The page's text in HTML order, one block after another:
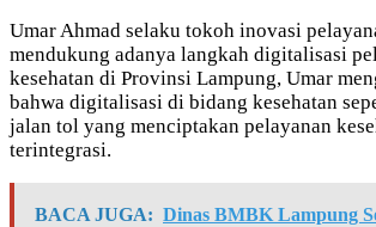
Umar Ahmad selaku tokoh inovasi
mendukung adanya langkah digitalisasi
kesehatan di Provinsi Lampung, Umar
bahwa digitalisasi di bidang kesehatan
jalan tol yang menciptakan pelayanan
terintegrasi.
BACA JUGA: Dinas BMBK Lampung